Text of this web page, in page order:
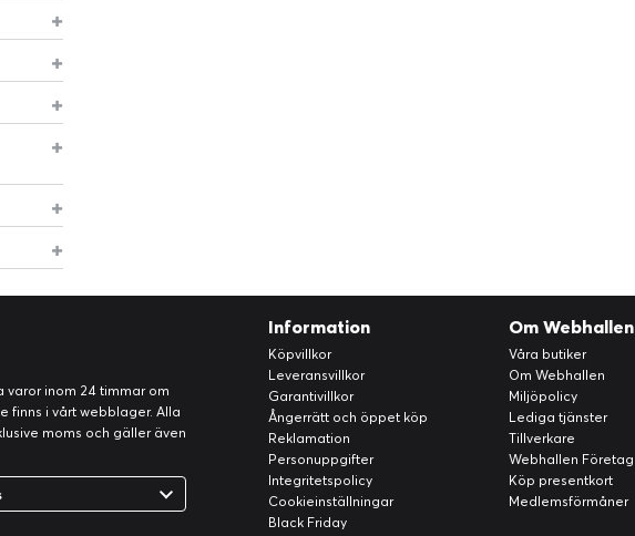
varor inom 24 timmar om
finns i vårt webblager. Alla
moms och gäller även
Information
Köpvillkor
Leveransvillkor
Garantivillkor
Ångerrätt och öppet köp
Reklamation
Personuppgifter
Integritetspolicy
Cookieinställningar
Black Friday
Om Webhallen
Våra butiker
Om Webhallen
Miljöpolicy
Lediga tjänster
Tillverkare
Webhallen Företag
Köp presentkort
Medlemsförmåner